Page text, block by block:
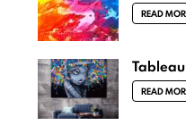
READ
READ